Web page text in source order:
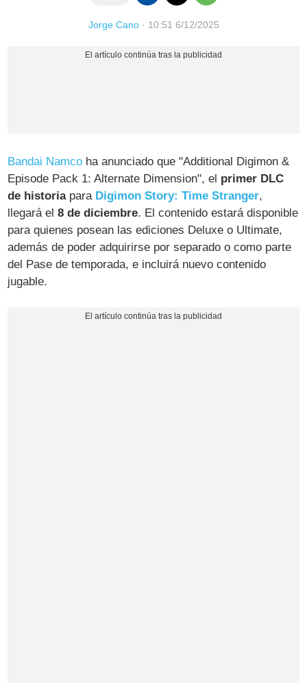
Jorge Cano· 10:51 6/12/2025
Bandai Namco ha anunciado que "Additional Digimon &
Episode Pack 1: Alternate Dimension", el primer DLC
de historiapara Digimon Story: Time Stranger,
llegará el8 de diciembre. El contenido estará disponible
para quienes posean las ediciones Deluxe o Ultimate,
además de poder adquirirse por separado o como parte
del Pase de temporada, e incluirá nuevo contenido
jugable.